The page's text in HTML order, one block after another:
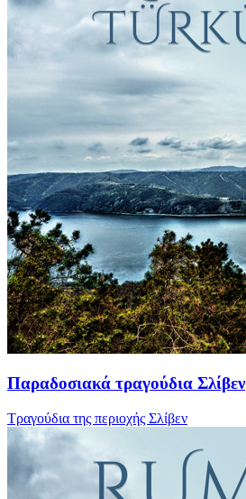
Παραδοσιακά τραγούδια Σλίβεν
Τραγούδια της περιοχής Σλίβεν